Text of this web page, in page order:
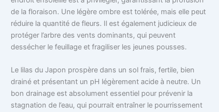
de la floraison. Une légère ombre est tolérée, mais elle peut
réduire la quantité de fleurs. Il est également judicieux de
protéger l’arbre des vents dominants, qui peuvent
dessécher le feuillage et fragiliser les jeunes pousses.
Le lilas du Japon prospère dans un sol frais, fertile, bien
drainé et présentant un pH légèrement acide à neutre. Un
bon drainage est absolument essentiel pour prévenir la
stagnation de l’eau, qui pourrait entraîner le pourrissement